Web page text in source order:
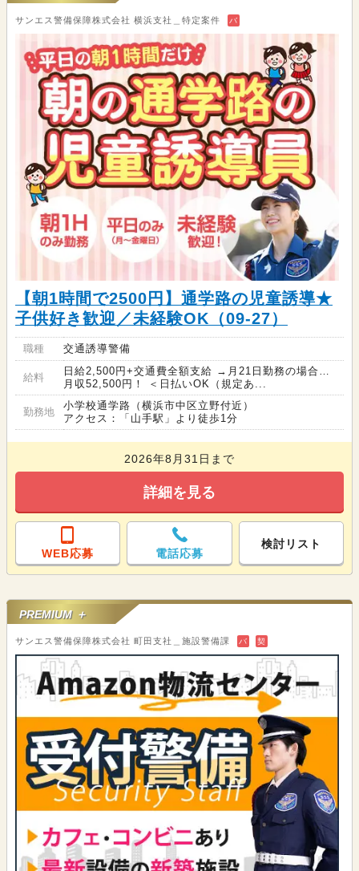
サンエス警備保障株式会社 横浜支社＿特定案件 バ
【朝1時間で2500円】通学路の児童誘導★
子供好き歓迎／未経験OK（09-27）
職種 交通誘導警備
給料
日給2,500円+交通費全額支給 →月21日勤務の場合…
月収52,500円！ ＜日払いOK（規定あ...
勤務地
小学校通学路（横浜市中区立野付近）
アクセス：「山手駅」より徒歩1分
2026年8月31日まで
詳細を見る
WEB応募 電話応募
検討リスト
PREMIUM ＋
サンエス警備保障株式会社 町田支社＿施設警備課 バ 契